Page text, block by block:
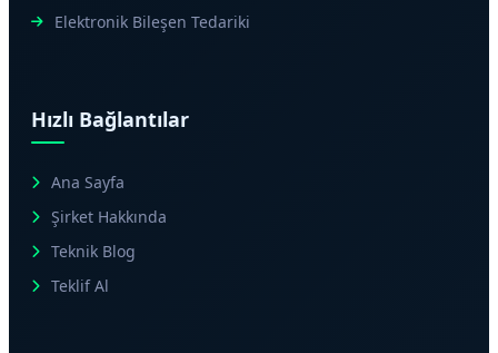
Elektronik Bileşen Tedariki
Hızlı Bağlantılar
Ana Sayfa
Şirket Hakkında
Teknik Blog
Teklif Al